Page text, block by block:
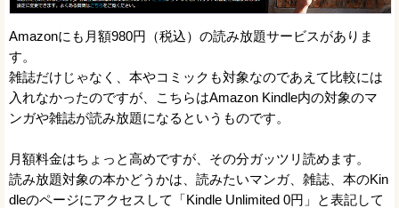
Amazonにも月額980円（税込）の読み放題サービスがありま
す。
雑誌だけじゃなく、本やコミックも対象なのであえて比較には
入れなかったのですが、こちらはAmazon Kindle内の対象のマ
ンガや雑誌が読み放題になるというものです。
月額料金はちょっと高めですが、その分ガッツリ読めます。
読み放題対象の本かどうかは、読みたいマンガ、雑誌、本のKin
dleのページにアクセスして「Kindle Unlimited 0円」と表記して